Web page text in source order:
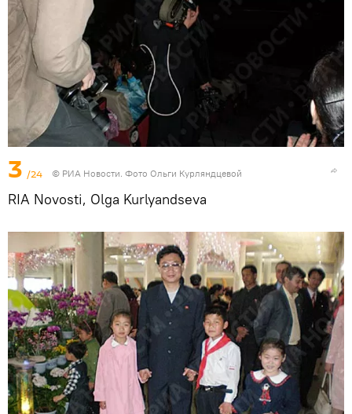
3 /24 © РИА Новости. Фото Ольги Курляндцевой
RIA Novosti, Olga Kurlyandseva